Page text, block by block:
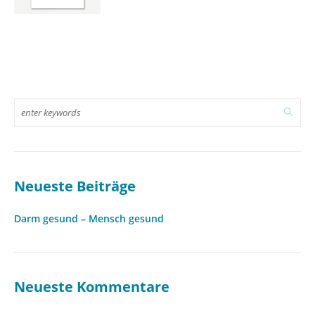
Neueste Beiträge
Darm gesund – Mensch gesund
Neueste Kommentare